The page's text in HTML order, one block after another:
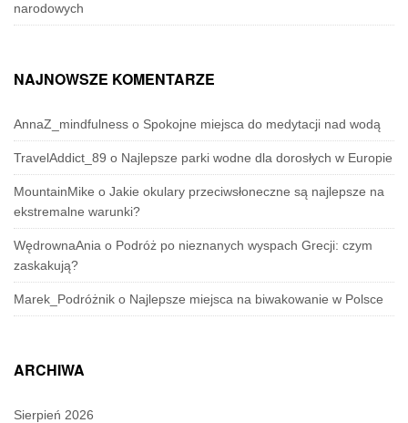
narodowych
NAJNOWSZE KOMENTARZE
AnnaZ_mindfulness o Spokojne miejsca do medytacji nad wodą
TravelAddict_89 o Najlepsze parki wodne dla dorosłych w Europie
MountainMike o Jakie okulary przeciwsłoneczne są najlepsze na
ekstremalne warunki?
WędrownaAnia o Podróż po nieznanych wyspach Grecji: czym
zaskakują?
Marek_Podróżnik o Najlepsze miejsca na biwakowanie w Polsce
ARCHIWA
Sierpień 2026